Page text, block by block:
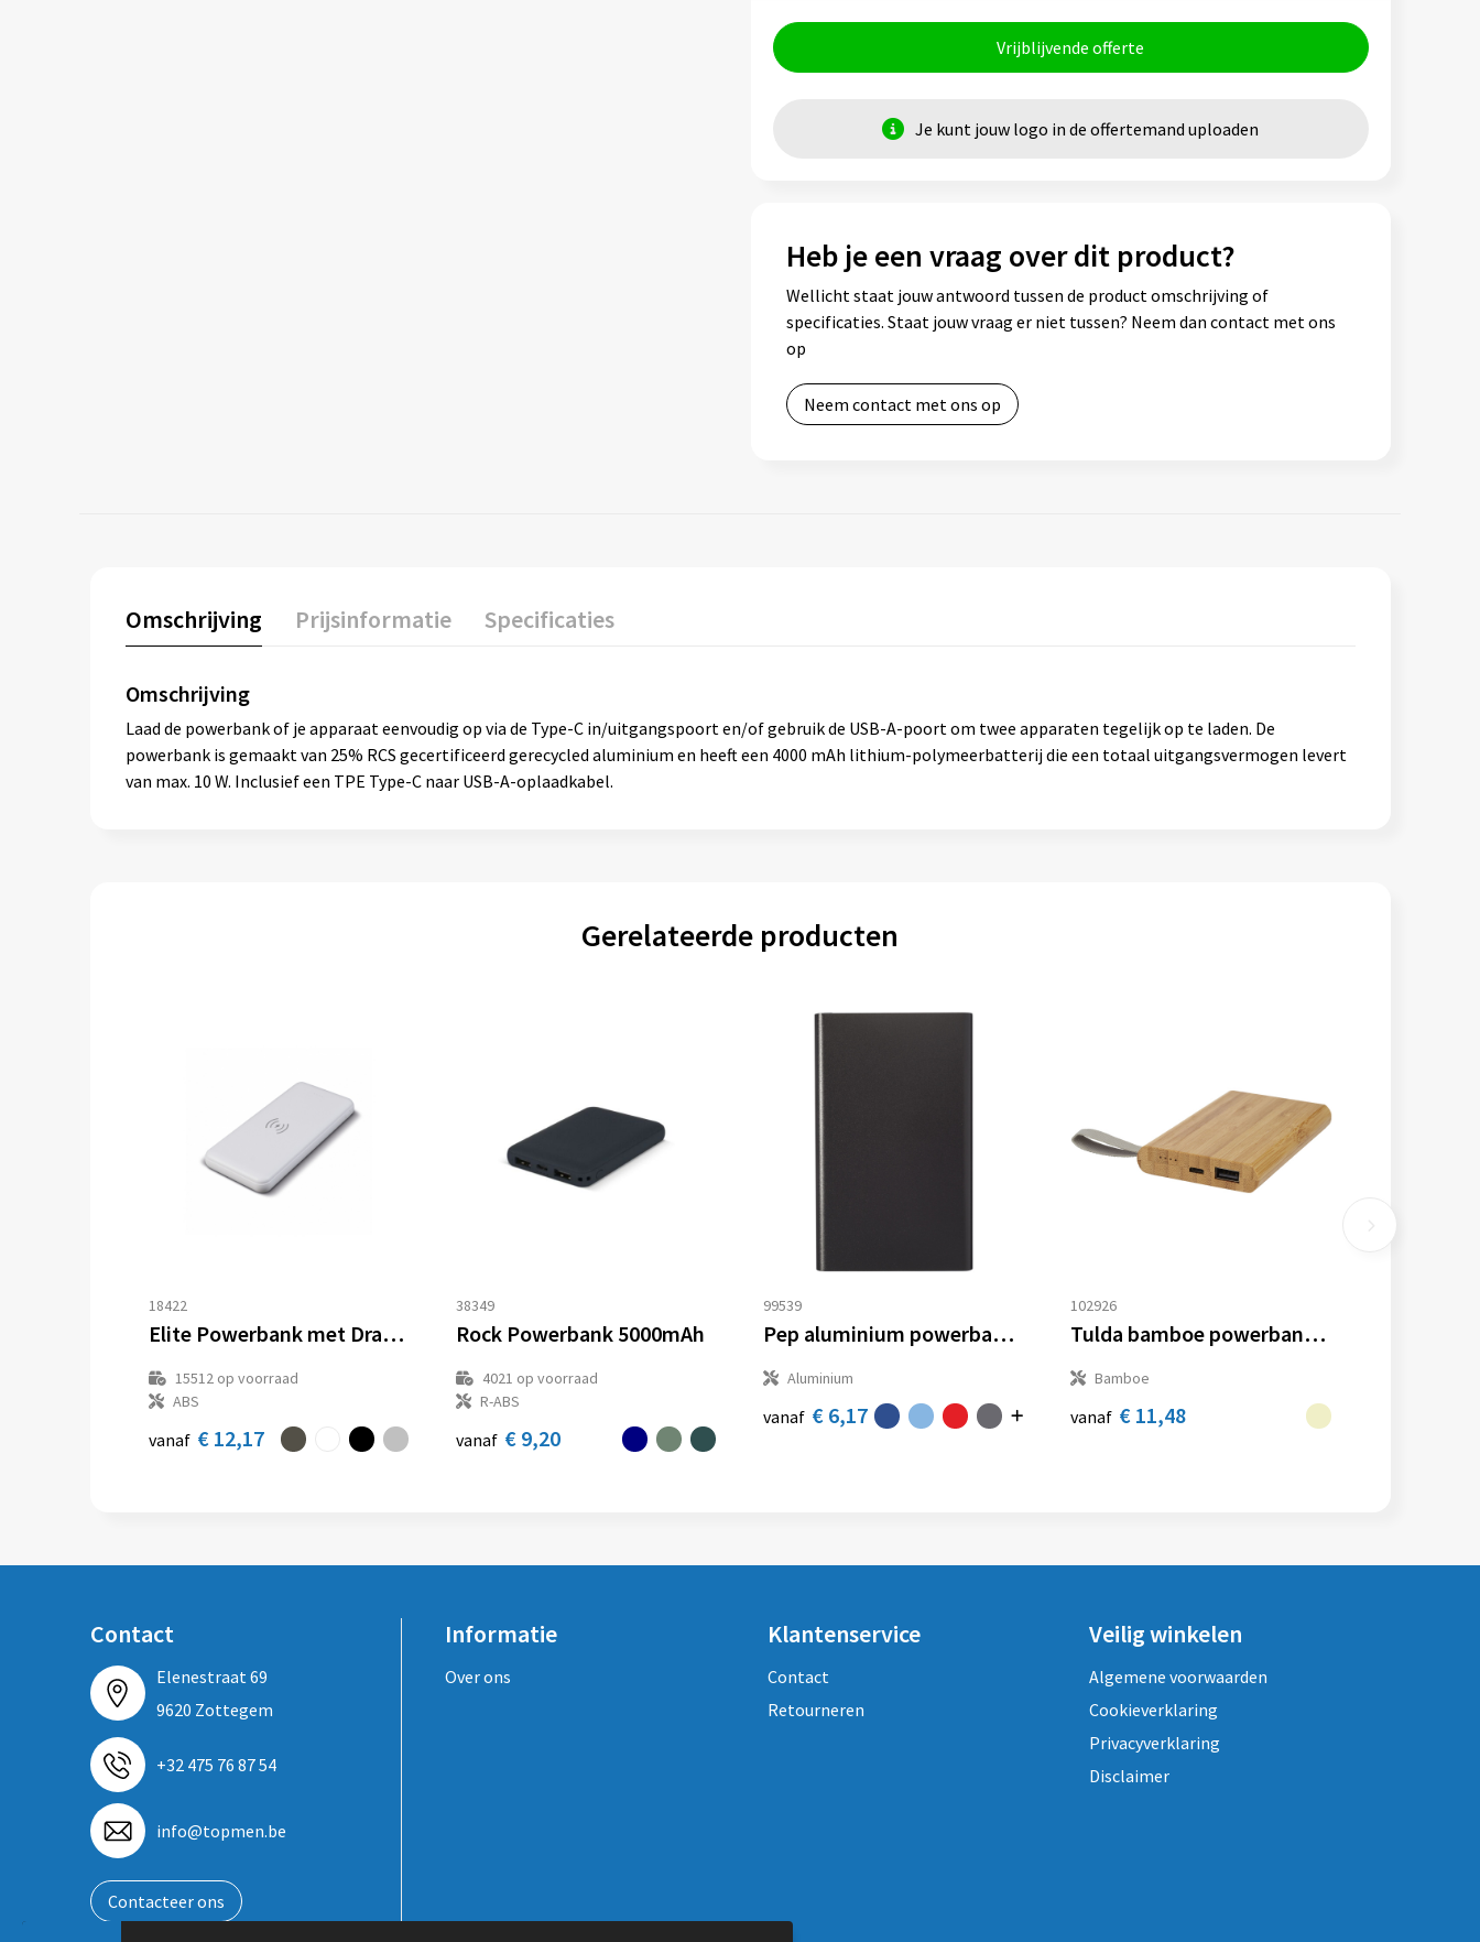
Vrijblijvende offerte
Je kunt jouw logo in de offertemand uploaden
Heb je een vraag over dit product?
Wellicht staat jouw antwoord tussen de product omschrijving of
specificaties. Staat jouw vraag er niet tussen? Neem dan contact met ons
op
Neem contact met ons op
Omschrijving Prijsinformatie Specificaties
Omschrijving
Laad de powerbank of je apparaat eenvoudig op via de Type-C in/uitgangspoort en/of gebruik de USB-A-poort om twee apparaten tegelijk op te laden. De
powerbank is gemaakt van 25% RCS gecertificeerd gerecycled aluminium en heeft een 4000 mAh lithium-polymeerbatterij die een totaal uitgangsvermogen levert
van max. 10 W. Inclusief een TPE Type-C naar USB-A-oplaadkabel.
Gerelateerde producten
18422
Elite Powerbank met Draadloze Oplader 8000mAh
15512op voorraad
ABS
vanaf € 12,17
38349
Rock Powerbank 5000mAh
4021 op voorraad
R-ABS
vanaf € 9,20
99539
Pep aluminium powerbank 4000 mAh
Aluminium
vanaf € 6,17
102926
Tulda bamboe powerbank 5000 mAh
Bamboe
vanaf € 11,48
Contact
Elenestraat 69
9620 Zottegem
+32 475 76 87 54
info@topmen.be
Contacteer ons
Informatie
Over ons
Klantenservice
Contact
Retourneren
Veilig winkelen
Algemene voorwaarden
Cookieverklaring
Privacyverklaring
Disclaimer